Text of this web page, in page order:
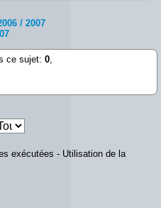
/ 2007
ce sujet: 0
exécutées - Utilisation de la